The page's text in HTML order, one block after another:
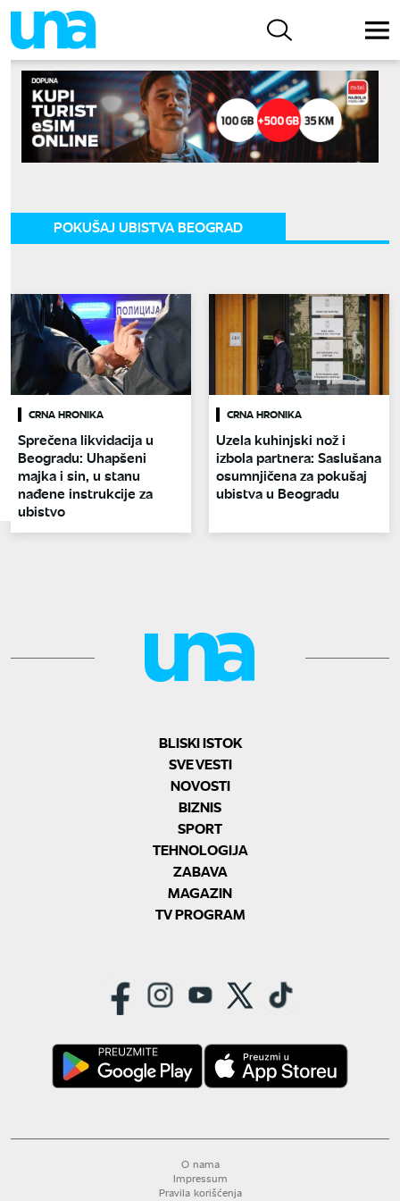
POKUŠAJ UBISTVA BEOGRAD
CRNA HRONIKA
Sprečena likvidacija u
Beogradu: Uhapšeni
majka i sin, u stanu
nađene instrukcije za
ubistvo
CRNA HRONIKA
Uzela kuhinjski nož i
izbola partnera: Saslušana
osumnjičena za pokušaj
ubistva u Beogradu
BLISKI ISTOK
SVE VESTI
NOVOSTI
BIZNIS
SPORT
TEHNOLOGIJA
ZABAVA
MAGAZIN
TV PROGRAM
O nama
Impressum
Pravila korišćenja